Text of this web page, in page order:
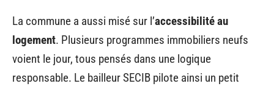
La commune a aussi misé sur l’accessibilité au
logement. Plusieurs programmes immobiliers neufs
voient le jour, tous pensés dans une logique
responsable. Le bailleur SECIB pilote ainsi un petit